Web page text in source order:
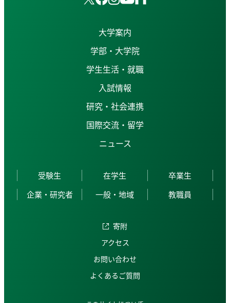
大学案内
学部・大学院
学生生活・就職
入試情報
研究・社会連携
国際交流・留学
ニュース
受験生 在学生
卒業生
企業・研究者
一般・地域 教職員
寄附
アクセス
お問い合わせ
よくあるご質問